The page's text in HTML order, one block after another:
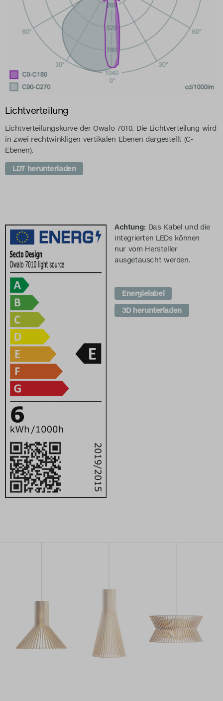
Lichtverteilung
Lichtverteilungskurve der Owalo 7010. Die Lichtverteilung wird
in zwei rechtwinkligen vertikalen Ebenen dargestellt (C-
Ebenen).
LDT herunterladen
Achtung: Das Kabel und die
integrierten LEDs können
nur vom Hersteller
ausgetauscht werden.
Energielabel
3D herunterladen